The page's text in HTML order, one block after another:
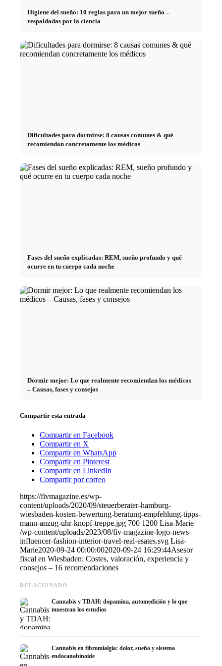
Higiene del sueño: 10 reglas para un mejor sueño –
respaldadas por la ciencia
Dificultades para dormirse: 8 causas comunes & qué
recomiendan concretamente los médicos
Fases del sueño explicadas: REM, sueño profundo y qué
ocurre en tu cuerpo cada noche
Dormir mejor: Lo que realmente recomiendan los médicos
– Causas, fases y consejos
Compartir esta entrada
Compartir en Facebook
Compartir en X
Compartir en WhatsApp
Compartir en Pinterest
Compartir en LinkedIn
Compartir por correo
https://fivmagazine.es/wp-
content/uploads/2020/09/steuerberater-hamburg-
wiesbaden-kosten-bewertung-beratung-empfehlung-tipps-
mann-anzug-uhr-knopf-treppe.jpg 700 1200 Lisa-Marie
/wp-content/uploads/2023/08/fiv-magazine-logo-news-
influencer-fashion-interior-travel-real-esates.svg Lisa-
Marie2020-09-24 00:00:002020-09-24 16:29:44Asesor
fiscal en Wiesbaden: Costes, valoración, experiencia y
consejos – 16 recomendaciones
RELACIONADO
Cannabis y TDAH: dopamina, automedición y lo que
muestran los estudios
Cannabis en fibromialgia: dolor, sueño y sistema
endocanabinoide